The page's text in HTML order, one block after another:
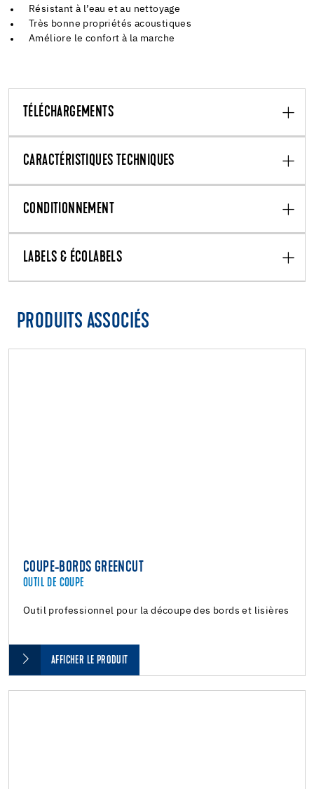
Résistant à l’eau et au nettoyage
Très bonne propriétés acoustiques
Améliore le confort à la marche
TÉLÉCHARGEMENTS
CARACTÉRISTIQUES TECHNIQUES
CONDITIONNEMENT
LABELS & ÉCOLABELS
PRODUITS ASSOCIÉS
COUPE-BORDS GREENCUT
OUTIL DE COUPE
Outil professionnel pour la découpe des bords et lisières
AFFICHER LE PRODUIT